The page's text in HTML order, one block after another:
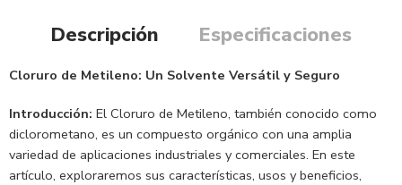
Descripción Especificaciones
Cloruro de Metileno: Un Solvente Versátil y Seguro
Introducción: El Cloruro de Metileno, también conocido como
diclorometano, es un compuesto orgánico con una amplia
variedad de aplicaciones industriales y comerciales. En este
artículo, exploraremos sus características, usos y beneficios,